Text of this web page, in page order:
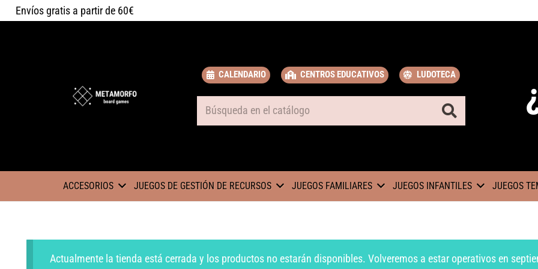
Envíos gratis a partir de 60€
CALENDARIO CENTROS EDUCATIVOS LUDOTECA
ACCESORIOS JUEGOS DE GESTIÓN DE RECURSOS JUEGOS FAMILIARES JUEGOS INFANTILES JUEGOS
Actualmente la tienda está cerrada y los productos no estarán disponibles. Volveremos a estar operativos en